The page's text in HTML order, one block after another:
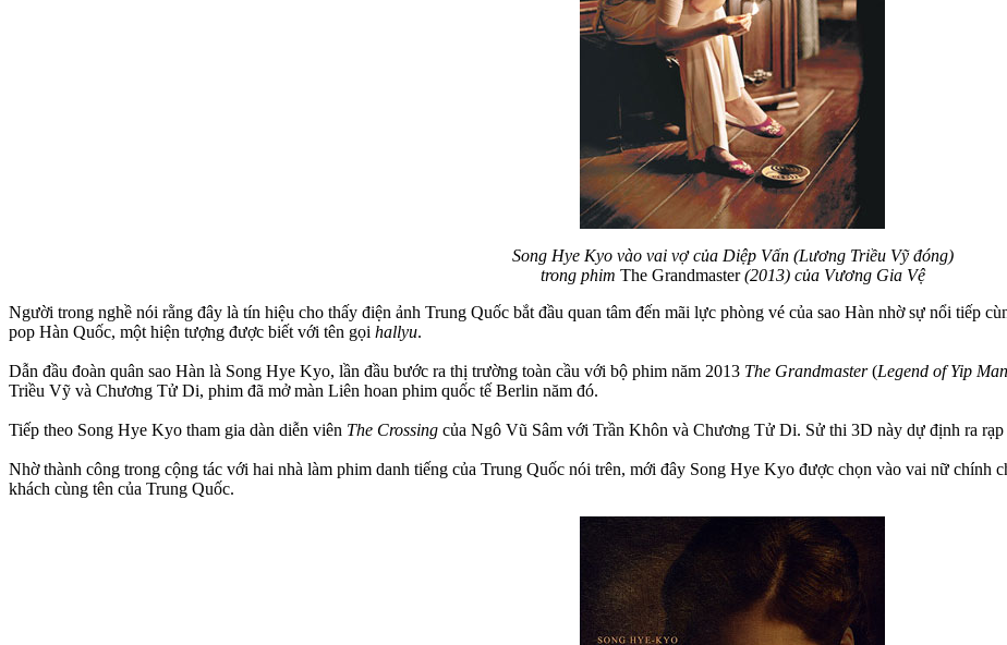
Song Hye Kyo vào vai vợ của Diệp Vấn (Lương Triều Vỹ đóng)
trong phim The Grandmaster(2013) của Vương Gia Vệ
Người trong nghề nói rằng đây là tín hiệu cho thấy điện ảnh Trung Quốc bắt đầu quan tâm đến mãi lực phòng vé của sao Hàn nhờ sự nổi tiếp
pop Hàn Quốc, một hiện tượng được biết với tên gọi hallyu.
Dẫn đầu đoàn quân sao Hàn là Song Hye Kyo, lần đầu bước ra thị trường toàn cầu với bộ phim năm 2013 The Grandmaster(Legend of Yip Man
Triều Vỹ và Chương Tử Di, phim đã mở màn Liên hoan phim quốc tế Berlin năm đó.
Tiếp theo Song Hye Kyo tham gia dàn diễn viên The Crossing của Ngô Vũ Sâm với Trần Khôn và Chương Tử Di. Sử thi 3D này dự định ra rạp
Nhờ thành công trong cộng tác với hai nhà làm phim danh tiếng của Trung Quốc nói trên, mới đây Song Hye Kyo được chọn vào vai nữ chính
khách cùng tên của Trung Quốc.